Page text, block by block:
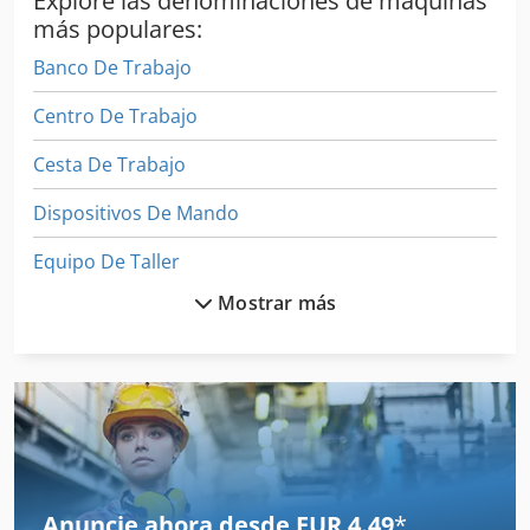
más populares:
Banco De Trabajo
Centro De Trabajo
Cesta De Trabajo
Dispositivos De Mando
Equipo De Taller
Equipos De Construccion
Espacio De Producción
Estaciones De Servicio
Estación Del Transformador
Mostrar más